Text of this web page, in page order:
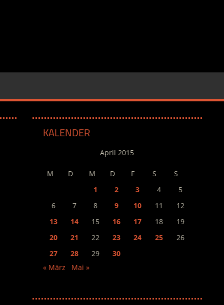
KALENDER
April 2015
M D M D F S
S
1
2 3 4
5
6
7 8 9 10 11
12
13
14 15 16 17 18
19
20
21 22 23 24 25
26
27
28 29
30
« März
Mai »